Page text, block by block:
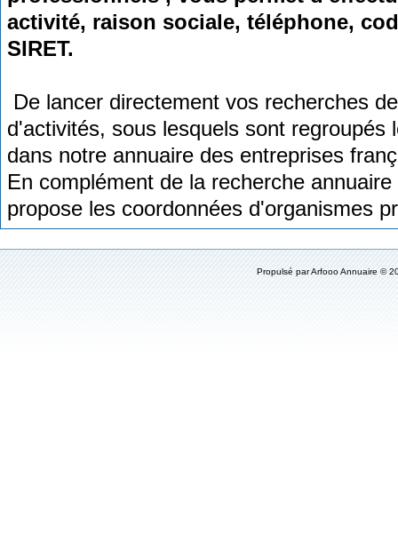
activité, raison sociale, téléphone,
SIRET.
De lancer directement vos recherches
d'activités, sous lesquels sont regroupés
dans notre annuaire des entreprises
En complément de la recherche
propose les coordonnées d'organismes
Propulsé parArfooo Annuaire ©